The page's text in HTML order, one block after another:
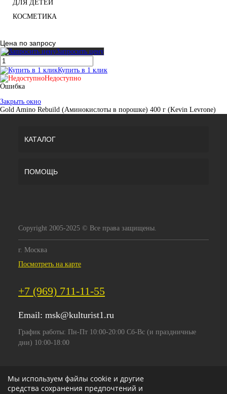
ДЛЯ ДЕТЕЙ
КОСМЕТИКА
Цена по запросу
Запросить цену
Купить в 1 клик
Недоступно
Ошибка
Закрыть окно
Gold Amino Rebuild (Аминокислоты в порошке) 400 г (Kevin Levrone)
КАТАЛОГ
ПОМОЩЬ
Copyright 2005-2025 © Все права защищены.
г. Москва
Посмотреть на карте
+7 (969) 711-11-55
Email: msk@kulturist1.ru
График работы: Пн-Пт 10:00-20:00 Сб-Вс (и праздничные
дни) 10:00-18:00
Мы используем файлы cookie и другие
средства сохранения предпочтений и